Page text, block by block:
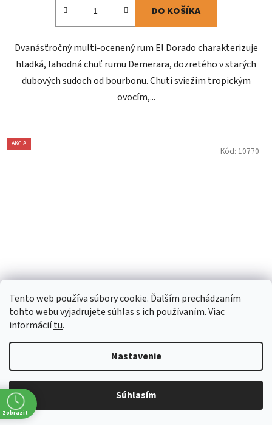
Tento web používa súbory cookie. Ďalším prechádzaním
tohto webu vyjadrujete súhlas s ich používaním. Viac
informáciítu.
Nastavenie
Súhlasím
DO KOŠÍKA
Dvanásťročný multi-ocenený rum El Dorado charakterizuje
hladká, lahodná chuť rumu Demerara, dozretého v starých
dubových sudoch od bourbonu. Chutí sviežim tropickým
ovocím,...
AKCIA
Old Bert Rum 40% 0,7l (tuba)
Skladom
Kód: 10770
Zobraziť